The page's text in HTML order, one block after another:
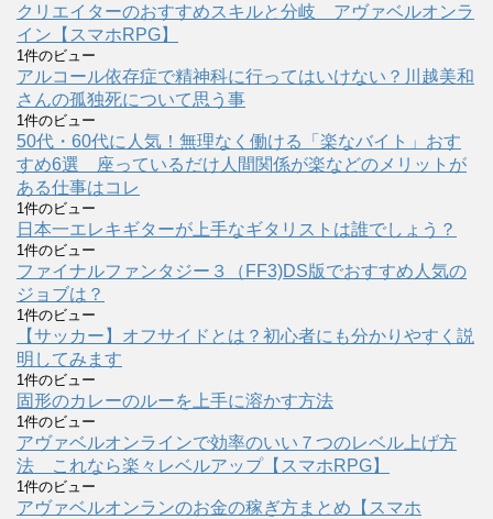
クリエイターのおすすめスキルと分岐 アヴァベルオンラ
イン【スマホRPG】
1件のビュー
アルコール依存症で精神科に行ってはいけない？川越美和
さんの孤独死について思う事
1件のビュー
50代・60代に人気！無理なく働ける「楽なバイト」おす
すめ6選 座っているだけ人間関係が楽などのメリットが
ある仕事はコレ
1件のビュー
日本一エレキギターが上手なギタリストは誰でしょう？
1件のビュー
ファイナルファンタジー３（FF3)DS版でおすすめ人気の
ジョブは？
1件のビュー
【サッカー】オフサイドとは？初心者にも分かりやすく説
明してみます
1件のビュー
固形のカレーのルーを上手に溶かす方法
1件のビュー
アヴァベルオンラインで効率のいい７つのレベル上げ方
法 これなら楽々レベルアップ【スマホRPG】
1件のビュー
アヴァベルオンランのお金の稼ぎ方まとめ【スマホ